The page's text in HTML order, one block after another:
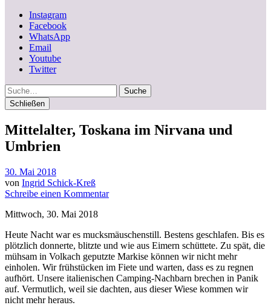
Instagram
Facebook
WhatsApp
Email
Youtube
Twitter
Suche
Schließen
Mittelalter, Toskana im Nirvana und
Umbrien
30. Mai 2018
von Ingrid Schick-Kreß
Schreibe einen Kommentar
Mittwoch, 30. Mai 2018
Heute Nacht war es mucksmäuschenstill. Bestens geschlafen. Bis es
plötzlich donnerte, blitzte und wie aus Eimern schüttete. Zu spät, die
mühsam in Volkach geputzte Markise können wir nicht mehr
einholen. Wir frühstücken im Fiete und warten, dass es zu regnen
aufhört. Unsere italienischen Camping-Nachbarn brechen in Panik
auf. Vermutlich, weil sie dachten, aus dieser Wiese kommen wir
nicht mehr heraus.